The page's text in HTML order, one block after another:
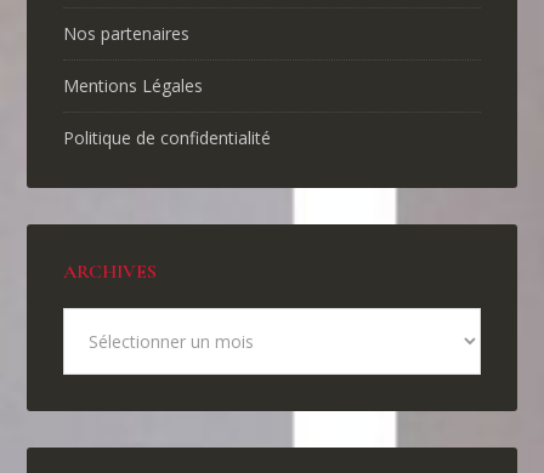
Nos partenaires
Mentions Légales
Politique de confidentialité
ARCHIVES